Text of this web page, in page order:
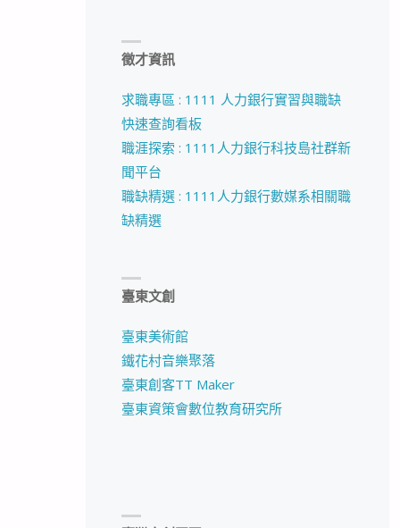
徵才資訊
求職專區 : 1111 人力銀行實習與職缺
快速查詢看板
職涯探索 : 1111人力銀行科技島社群新
聞平台
職缺精選 : 1111人力銀行數媒系相關職
缺精選
臺東文創
臺東美術館
鐵花村音樂聚落
臺東創客TT Maker
臺東資策會數位教育研究所